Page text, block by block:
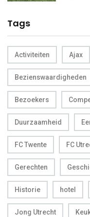
Tags
Activiteiten Ajax
Bezienswaardigheden
Bezoekers
Duurzaamheid
FC Twente FC
Gerechten
Historie hotel
Jong Utrecht